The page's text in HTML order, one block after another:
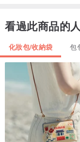
保養方式
產地 / 製造方式
日本手工製作
國際 e-packet (運送時
看過此商品的
化妝包/收納袋 包